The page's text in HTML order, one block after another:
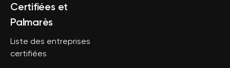
Certifiées et
Palmarès
Liste des entreprises
certifiées